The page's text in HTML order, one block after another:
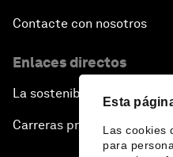
Esta
Las cookies
para
Contacte con nosotros
Enlaces directos
La sostenibilidad en el Foro
Carreras profesionales